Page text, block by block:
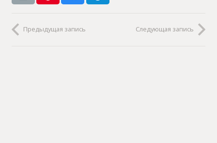
Предыдущая запись Следующая запись